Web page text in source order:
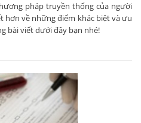
pháp truyền thống của người
hơn về những điểm khác biệt và ưu
bài viết dưới đây bạn nhé!